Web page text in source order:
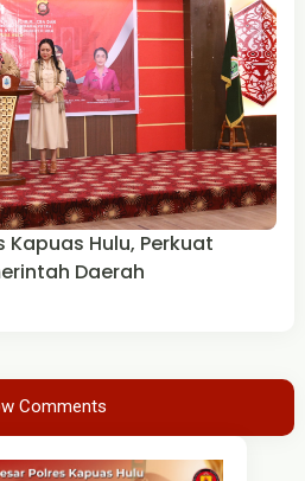
Kapuas Hulu, Perkuat
Daerah
Comments